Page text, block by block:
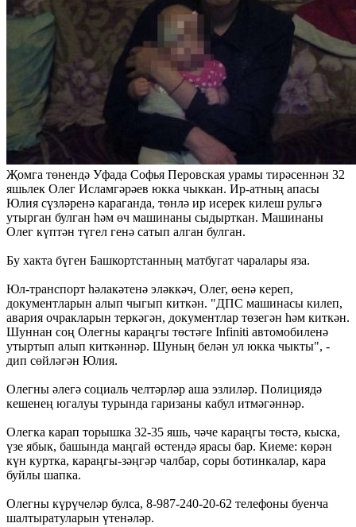
Җомга төнендә Уфада Софья Перовская урамы тирәсеннән 32
яшьлек Олег Исламгәрәев юкка чыккан. Ир-атның апасы
Юлия сүзләренә караганда, төнлә ир исерек килеш рульгә
утырган булган һәм өч машинаны сыдырткан. Машинаны
Олег күптән түгел генә сатып алган булган.
Бу хакта бүген Башкортстанның матбугат чаралары яза.
Юл-транспорт һәлакәтенә эләккәч, Олег, өенә кереп,
документларын алып чыгып киткән. "ДПС машинасы килеп,
авария очракларын теркәгән, документлар төзегән һәм киткән.
Шуннан соң Олегны караңгы төстәге Infiniti автомобиленә
утыртып алып киткәннәр. Шуның белән ул юкка чыкты", -
дип сөйләгән Юлия.
Олегны әлегә социаль челтәрләр аша эзлиләр. Полициядә
кешенең югалуы турында гаризаны кабул итмәгәннәр.
Олегка карап торышка 32-35 яшь, чәче караңгы төстә, кыска,
үзе ябык, башында маңгай өстендә ярасы бар. Киеме: көрән
күн куртка, караңгы-зәңгәр чалбар, соры ботинкалар, кара
буйлы шапка.
Олегны күрүчеләр булса, 8-987-240-20-62 телефоны буенча
шалтыратуларын үтенәләр.